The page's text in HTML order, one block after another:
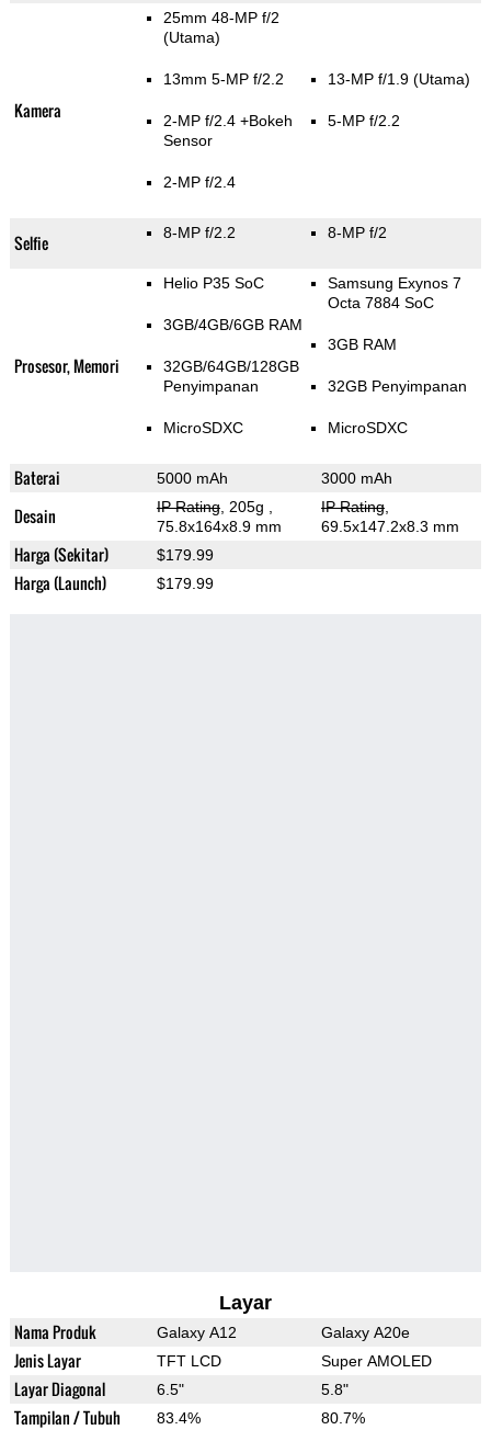
Kamera
25mm 48-MP f/2
(Utama)
13mm 5-MP f/2.2
2-MP f/2.4 +Bokeh
Sensor
2-MP f/2.4
13-MP f/1.9 (Utama)
5-MP f/2.2
Selfie 8-MP f/2.2 8-MP f/2
Prosesor, Memori
Helio P35 SoC
3GB/4GB/6GB RAM
32GB/64GB/128GB
Penyimpanan
MicroSDXC
Samsung Exynos 7
Octa 7884 SoC
3GB RAM
32GB Penyimpanan
MicroSDXC
Baterai 5000 mAh 3000 mAh
Desain IP Rating, 205g
75.8x164x8.9 mm
IP Rating,
69.5x147.2x8.3 mm
Harga (Sekitar) $179.99
Harga (Launch) $179.99
Layar
Nama Produk Galaxy A12 Galaxy A20e
Jenis Layar TFT LCD Super AMOLED
Layar Diagonal 6.5" 5.8"
Tampilan / Tubuh 83.4% 80.7%